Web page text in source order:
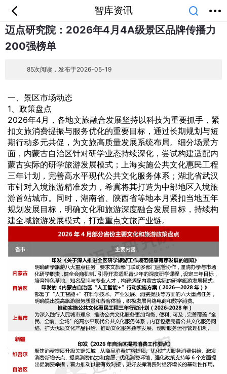
智库资讯
首页 分类 专题 会员
我的
课堂
迈点研究院：2026年4月4A级景区品牌传播力
200强榜单
85次阅读，发布于2026-05-19
一、景区市场动态
1、政策盘点
2026年4月，各地文旅融合发展坚持以科技为重要抓手，紧
扣文旅消费提振与服务优化的重要目标，通过长期规划与短
期行动多元共促，为文旅高质量发展系统布局。细分场景方
面，内蒙古自治区针对研学业态持续深化，尝试构建适配内
蒙古实际的研学旅游发展模式；上海实施公共文化惠民工程
三年计划，完善高水平现代公共文化服务体系；湖北省武汉
市针对入境旅游精准发力，希冀将其打造为中部地区入境旅
游首站城市。同时，湖南省、陕西省等地本月紧扣当地五年
规划发展目标，明确文化和旅游深度融合发展目标，持续构
建全域旅游发展模式，打造重点文旅产业链。